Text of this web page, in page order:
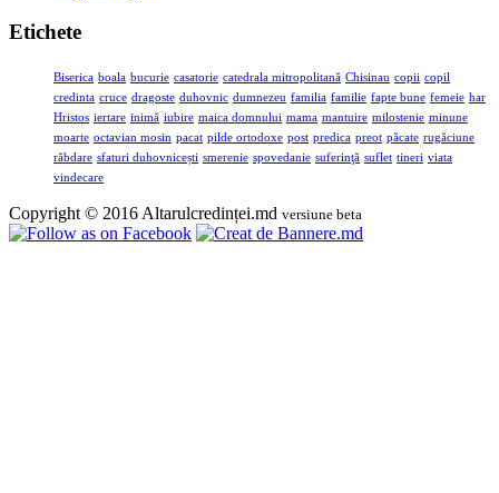
Etichete
Biserica boala bucurie casatorie catedrala mitropolitană Chisinau copii copil
credinta cruce dragoste duhovnic dumnezeu familia familie fapte bune femeie har
Hristos iertare inimă iubire maica domnului mama mantuire milostenie minune
moarte octavian mosin pacat pilde ortodoxe post predica preot păcate rugăciune
răbdare sfaturi duhovnicești smerenie spovedanie suferinţă suflet tineri viata
vindecare
Copyright © 2016 Altarulcredinței.md versiune beta